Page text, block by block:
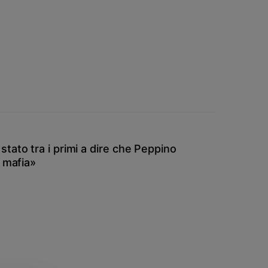
tra i primi a dire che Peppino